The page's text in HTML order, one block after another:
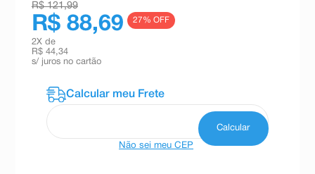
R$ 121,99
R$ 88,69 27% OFF
2X de
R$ 44,34
s/ juros no cartão
Não sei meu CEP